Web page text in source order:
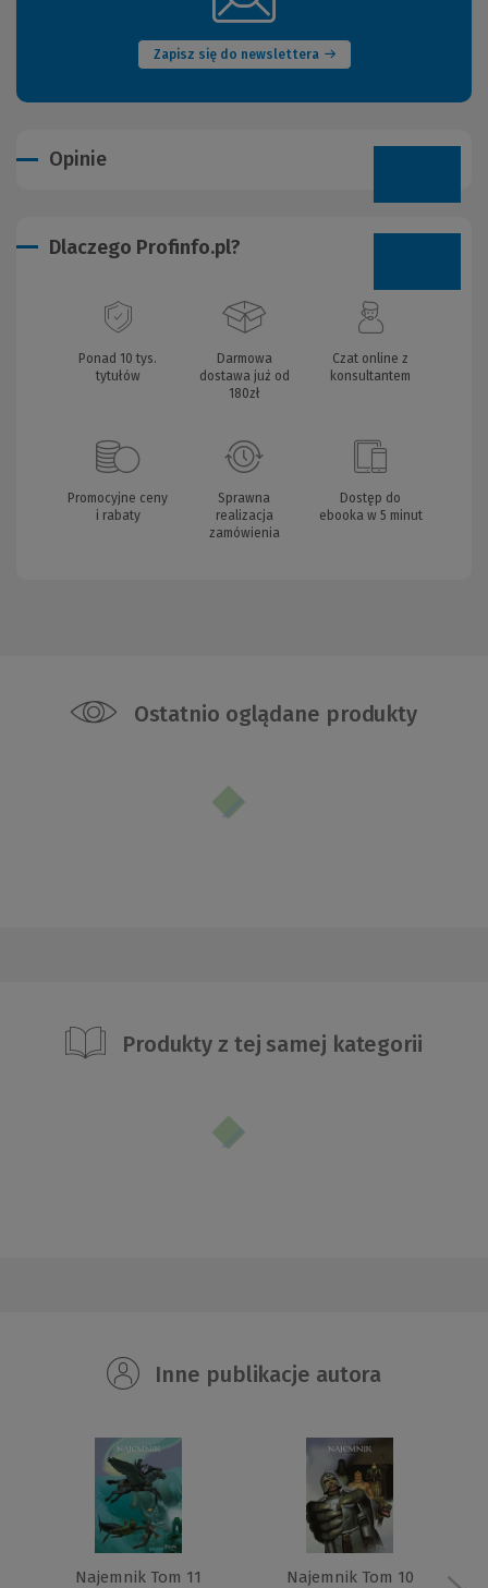
Zapisz się do newslettera
okno)
Opinie
Dlaczego Profinfo.pl?
Ponad 10 tys.
tytułów
Darmowa
dostawa już od
180zł
Czat online z
konsultantem
Promocyjne ceny
i rabaty
Sprawna
realizacja
zamówienia
Dostęp do
ebooka w 5 minut
Ostatnio oglądane produkty
Produkty z tej samej kategorii
Inne publikacje autora
Najemnik Tom 11
Najemnik Tom 10